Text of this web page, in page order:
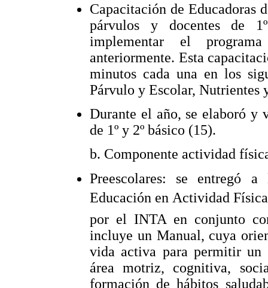
Capacitación de Educadoras
párvulos y docentes de
implementar el
anteriormente. Esta
minutos cada una en los
Párvulo y Escolar, Nutrientes
Durante el año, se elaboró y
de 1º y 2º básico (15).
b. Componente actividad
Preescolares: se entregó
Educación en Actividad
por el INTA en conjunto
incluye un Manual, cuya
vida activa para permitir un
área motriz, cognitiva,
formación de hábitos